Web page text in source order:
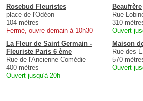
Rosebud Fleuristes
place de l'Odéon
104 mètres
Fermé, ouvre demain à 10h30
Beaufrère
Rue
310
Ouvert
La Fleur de Saint Germain -
Fleuriste Paris 6 ème
Rue de l'Ancienne Comédie
400 mètres
Ouvert jusqu'à 20h
Maison
Rue des
570
Ouvert